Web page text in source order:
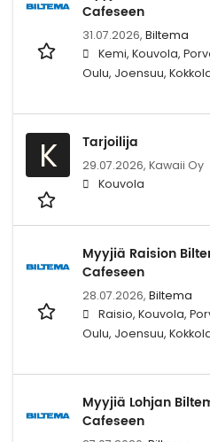
Cafeseen
31.07.2026, Biltema
Kemi, Kouvola,
Oulu, Joensuu,
K Tarjoilija
29.07.2026, Kawaii Oy
Kouvola
Myyjiä Raision
Cafeseen
28.07.2026, Biltema
Raisio, Kouvola,
Oulu, Joensuu,
Myyjiä Lohjan
Cafeseen